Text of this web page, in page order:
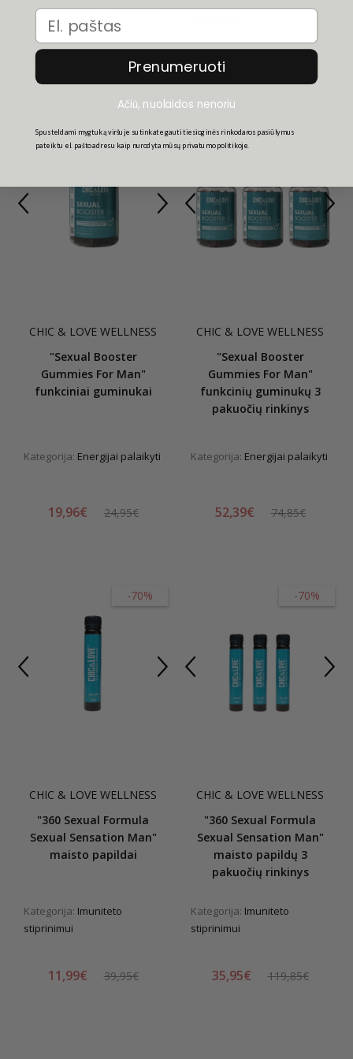
Kategorija:Energijai palaikyti
56,90€ 104,90€
-20%
CHIC & LOVE WELLNESS
"Sexual Booster
Gummies For Man"
funkciniai guminukai
Kategorija: Energijai palaikyti
19,96€ 24,95€
CHIC & LOVE WELLNESS
"Sexual Booster
Gummies For Man"
funkcinių guminukų 3
pakuočių rinkinys
Kategorija: Energijai palaikyti
52,39€ 74,85€
-70%
CHIC & LOVE WELLNESS
"360 Sexual Formula
Sexual Sensation Man"
maisto papildai
Kategorija: Imuniteto
stiprinimui
11,99€ 39,95€
-70%
CHIC & LOVE WELLNESS
"360 Sexual Formula
Sexual Sensation Man"
maisto papildų 3
pakuočių rinkinys
Kategorija: Imuniteto
stiprinimui
35,95€ 119,85€
Email
Prenumeruoti
Ačiū, nuolaidos nenoriu
Spusteldami mygtuką viršuje sutinkate gauti tiesioginės rinkodaros pasiūlymus
pateiktu el. pašto adresu kaip nurodyta mūsų privatumo politikoje.